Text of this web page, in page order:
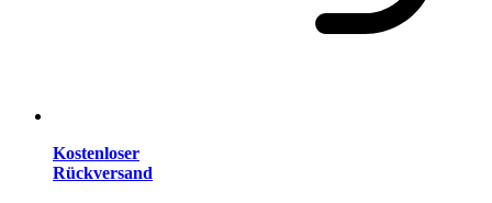
Kostenloser
Rückversand